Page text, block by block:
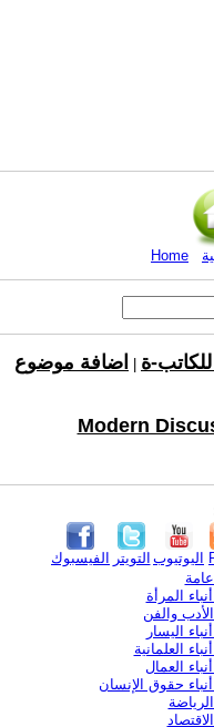
Home
ة
اضافة موضوع
Modern
الفيسبوك التويتر اليوتيوب
المرأة
الأدب والفن
اليسار
العلمانية
العمال
أنباء حقوق الإنسان